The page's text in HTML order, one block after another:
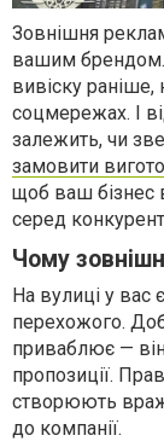
Зовнішня
вашим брендом.
вивіску раніше,
соцмережах. І
залежить, чи
замовити
щоб ваш бізнес
серед
Чому
На вулиці у вас
перехожого.
приваблює —
пропозиції.
створюють
до компанії.